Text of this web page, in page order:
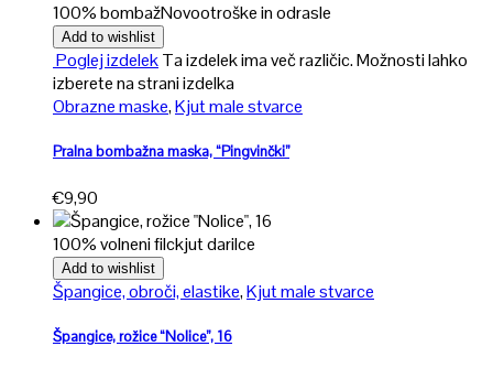
100% bombažNovootroške in odrasle
Add to wishlist
Poglej izdelekTa izdelek ima več različic. Možnosti lahko
izberete na strani izdelka
Obrazne maske,Kjut male stvarce
Pralna bombažna maska, “Pingvinčki”
€9,90
100% volneni filckjut darilce
Add to wishlist
Špangice, obroči, elastike,Kjut male stvarce
Špangice, rožice “Nolice”, 16